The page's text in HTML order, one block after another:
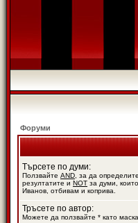
Форуми
Търсете по думи:
Ползвайте AND , за да
резултатите и NOT за думи,
Иванов, отбивам и коприва.
Тръсете по автор:
Можете да ползвайте * като маска.